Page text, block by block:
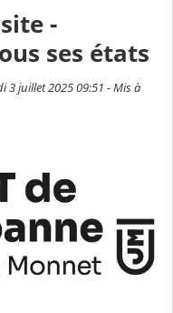
-
ses états
3 juillet 2025 09:51 - Mis à